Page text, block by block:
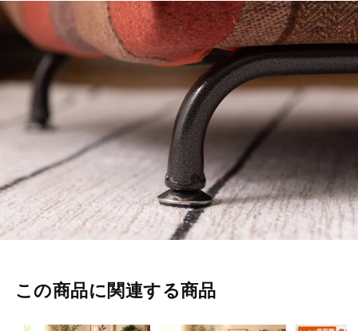
この商品に関連する商品